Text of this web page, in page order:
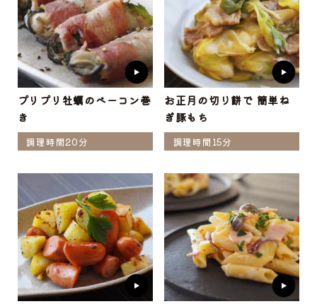
プリプリ牡蠣のベーコン巻
き
調理時間20分
お正月の切り餅で 簡単ね
ぎ豚もち
調理時間15分